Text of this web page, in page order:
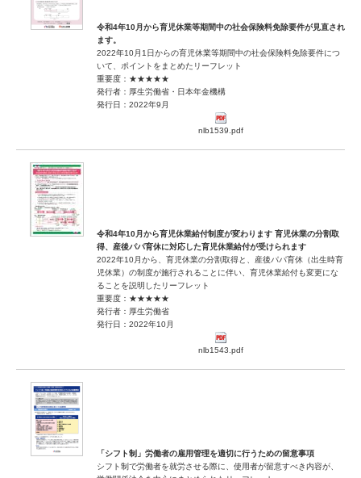
令和4年10月から育児休業等期間中の社会保険料免除要件が見直され
ます。
2022年10月1日からの育児休業等期間中の社会保険料免除要件につ
いて、ポイントをまとめたリーフレット
重要度：★★★★★
発行者：厚生労働省・日本年金機構
発行日：2022年9月
nlb1539.pdf
令和4年10月から育児休業給付制度が変わります 育児休業の分割取
得、産後パパ育休に対応した育児休業給付が受けられます
2022年10月から、育児休業の分割取得と、産後パパ育休（出生時育
児休業）の制度が施行されることに伴い、育児休業給付も変更にな
ることを説明したリーフレット
重要度：★★★★★
発行者：厚生労働省
発行日：2022年10月
nlb1543.pdf
「シフト制」労働者の雇用管理を適切に行うための留意事項
シフト制で労働者を就労させる際に、使用者が留意すべき内容が、